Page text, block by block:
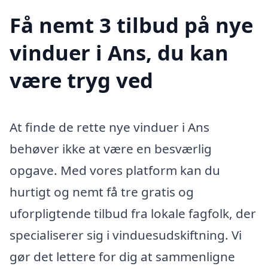
Få nemt 3 tilbud på nye
vinduer i Ans, du kan
være tryg ved
At finde de rette nye vinduer i Ans
behøver ikke at være en besværlig
opgave. Med vores platform kan du
hurtigt og nemt få tre gratis og
uforpligtende tilbud fra lokale fagfolk, der
specialiserer sig i vinduesudskiftning. Vi
gør det lettere for dig at sammenligne